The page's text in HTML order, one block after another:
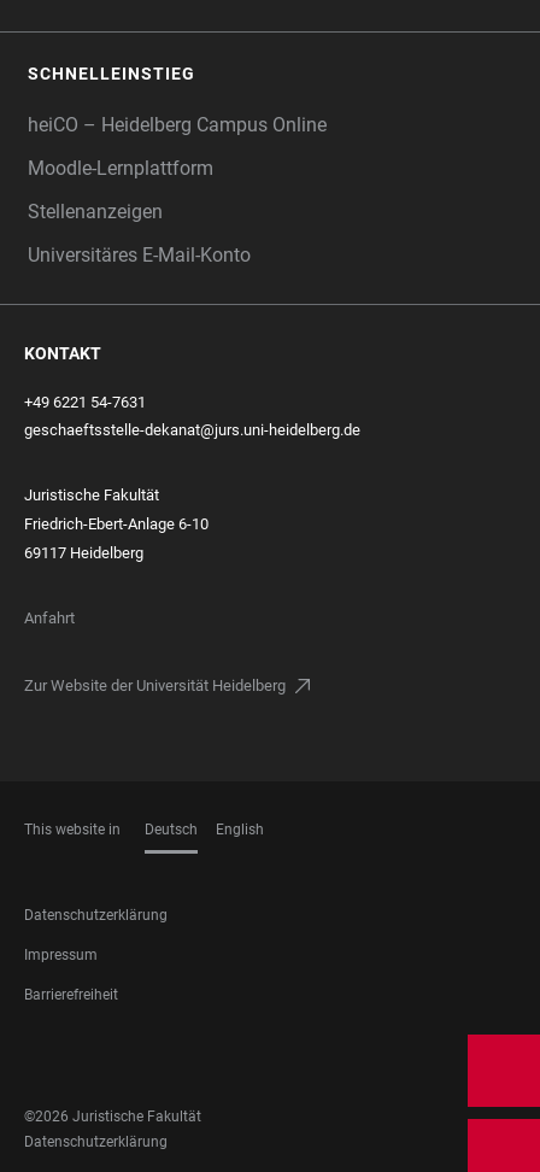
SCHNELLEINSTIEG
heiCO – Heidelberg Campus Online
Moodle-Lernplattform
Stellenanzeigen
Universitäres E-Mail-Konto
KONTAKT
+49 6221 54-7631
geschaeftsstelle-dekanat@jurs.uni-heidelberg.de
Juristische Fakultät
Friedrich-Ebert-Anlage 6-10
69117 Heidelberg
Anfahrt
Zur Website der Universität Heidelberg
This website in Deutsch English
FOOTER
LEGAL
Datenschutzerklärung
Impressum
Barrierefreiheit
MEDIA
©2026 Juristische Fakultät
FOOTER
Datenschutzerklärung